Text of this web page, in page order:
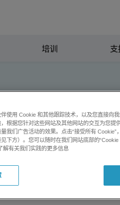
培训 支
系统
使用 Cookie 和其他跟踪技术，以及您直接向
根据您针对这些网站及其他网站的交互为您提
我们广告活动的效果。点击“接受所有
下方）。您可以随时在我们网站底部的
解有关我们实践的更多信息